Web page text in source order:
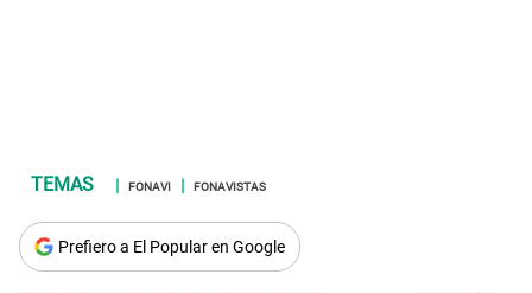
FONAVI FONAVISTAS
Prefiero a El Popular en Google